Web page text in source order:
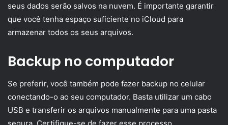
seus dados serão salvos na nuvem. É importante garantir
que você tenha espaço suficiente no iCloud para
armazenar todos os seus arquivos.
Backup no computador
Se preferir, você também pode fazer backup no celular
conectando-o ao seu computador. Basta utilizar um cabo
USB e transferir os arquivos manualmente para uma pasta